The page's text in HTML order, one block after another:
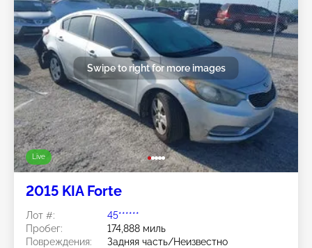
Live
Swipe to right for more images
2015 KIA Forte
Лот #:
45******
Пробег:
174,888 миль
Повреждения:
Задняя часть/Неизвестно